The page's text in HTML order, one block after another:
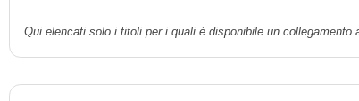
Qui elencati solo i titoli per i quali è disponibile un collegamento